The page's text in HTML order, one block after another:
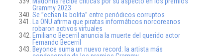
Grammy 2023
Se ”echan la bolita” entre periódicos corruptos
La ONU afirma que piratas informáticos norcoreanos
robaron activos virtuales
Emiliano Becerril anuncia la muerte del querido actor
Fernando Becerril
Beyonce suma un nuevo record: la artista más